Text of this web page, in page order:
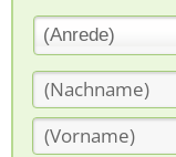
(Anrede)